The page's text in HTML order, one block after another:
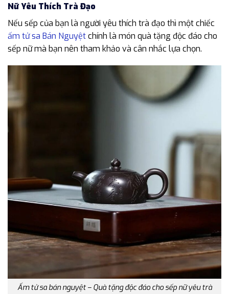
Nữ Yêu Thích Trà Đạo
Nếu sếp của bạn là người yêu thích trà đạo thì một chiếc
ấm tử sa Bán Nguyệtchính là món quà tặng độc đáo cho
sếp nữ mà bạn nên tham khảo và cân nhắc lựa chọn.
Ấm tử sa bán nguyệt – Quà tặng độc đáo cho sếp nữ yêu trà